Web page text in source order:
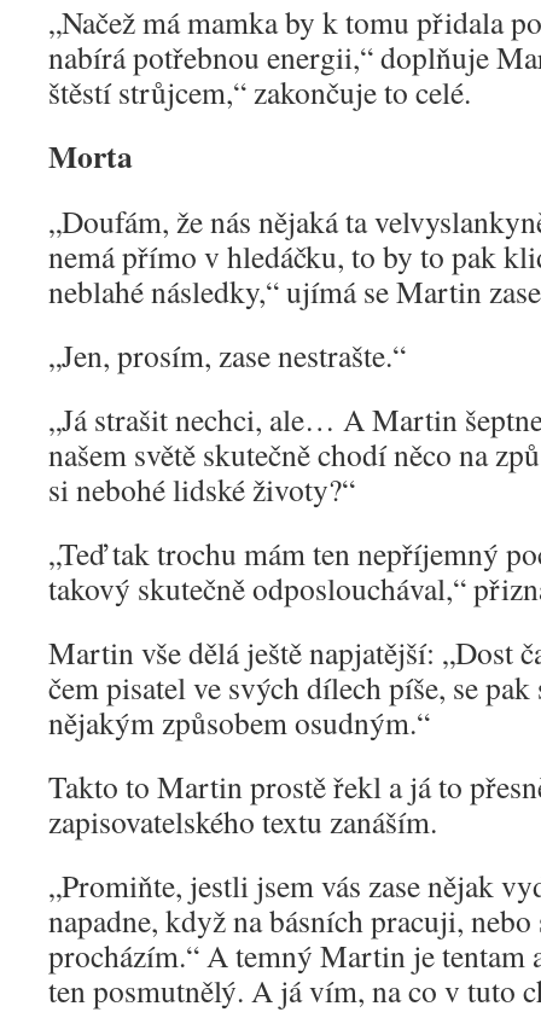
„Načež má mamka by k tomu přidala
nabírá potřebnou energii,“ doplňuje
štěstí strůjcem,“ zakončuje to celé.
Morta
„Doufám, že nás nějaká ta
nemá přímo v hledáčku, to by to pak
neblahé následky,“ ujímá se Martin
„Jen, prosím, zase nestrašte.“
„Já strašit nechci, ale… A Martin
našem světě skutečně chodí něco na
si nebohé lidské životy?“
„Teď tak trochu mám ten nepříjemný
takový skutečně odposlouchával,“
Martin vše dělá ještě napjatější: „Dost
čem pisatel ve svých dílech píše, se pak
nějakým způsobem osudným.“
Takto to Martin prostě řekl a já to
zapisovatelského textu zanáším.
„Promiňte, jestli jsem vás zase nějak
napadne, když na básních pracuji,
procházím.“ A temný Martin je tentam
ten posmutnělý. A já vím, na co v tuto